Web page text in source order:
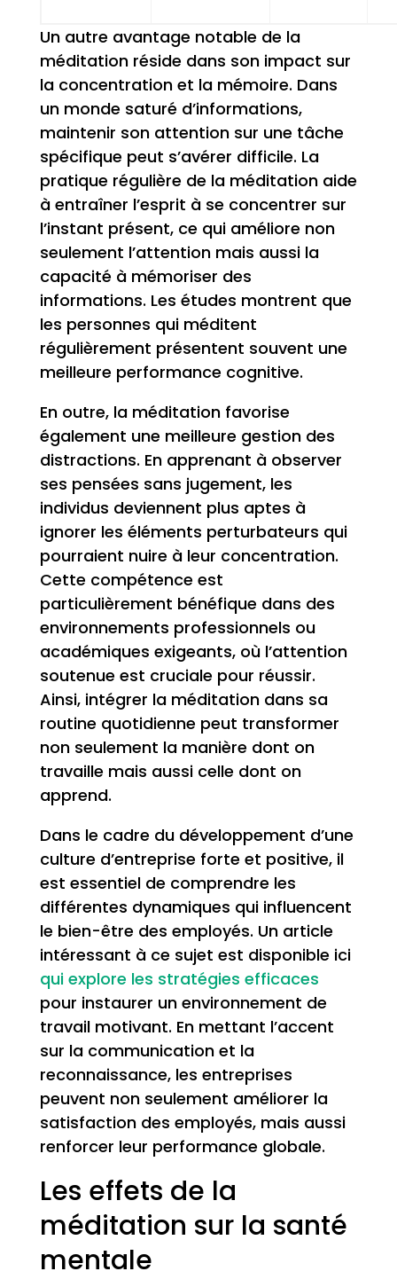
Un autre avantage notable de la
méditation réside dans son impact sur
la concentration et la mémoire. Dans
un monde saturé d’informations,
maintenir son attention sur une tâche
spécifique peut s’avérer difficile. La
pratique régulière de la méditation aide
à entraîner l’esprit à se concentrer sur
l’instant présent, ce qui améliore non
seulement l’attention mais aussi la
capacité à mémoriser des
informations. Les études montrent que
les personnes qui méditent
régulièrement présentent souvent une
meilleure performance cognitive.
En outre, la méditation favorise
également une meilleure gestion des
distractions. En apprenant à observer
ses pensées sans jugement, les
individus deviennent plus aptes à
ignorer les éléments perturbateurs qui
pourraient nuire à leur concentration.
Cette compétence est
particulièrement bénéfique dans des
environnements professionnels ou
académiques exigeants, où l’attention
soutenue est cruciale pour réussir.
Ainsi, intégrer la méditation dans sa
routine quotidienne peut transformer
non seulement la manière dont on
travaille mais aussi celle dont on
apprend.
Dans le cadre du développement d’une
culture d’entreprise forte et positive, il
est essentiel de comprendre les
différentes dynamiques qui influencent
le bien-être des employés. Un article
intéressant à ce sujet est disponible ici
qui explore les stratégies efficaces
pour instaurer un environnement de
travail motivant. En mettant l’accent
sur la communication et la
reconnaissance, les entreprises
peuvent non seulement améliorer la
satisfaction des employés, mais aussi
renforcer leur performance globale.
Les effets de la
méditation sur la santé
mentale